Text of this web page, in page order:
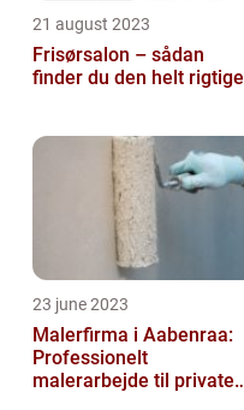
21 august 2023
Frisørsalon – sådan
finder du den helt rigtige
23 june 2023
Malerfirma i Aabenraa:
Professionelt
malerarbejde til private